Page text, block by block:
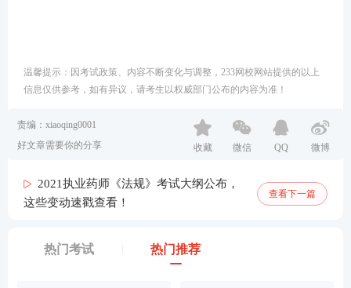
温馨提示：因考试政策、内容不断变化与调整，233网校网站提供的以上
信息仅供参考，如有异议，请考生以权威部门公布的内容为准！
责编：xiaoqing0001
好文章需要你的分享
收藏 微信 QQ 微博
2021执业药师《法规》考试大纲公布，
这些变动速戳查看！
查看下一篇
热门考试 热门推荐